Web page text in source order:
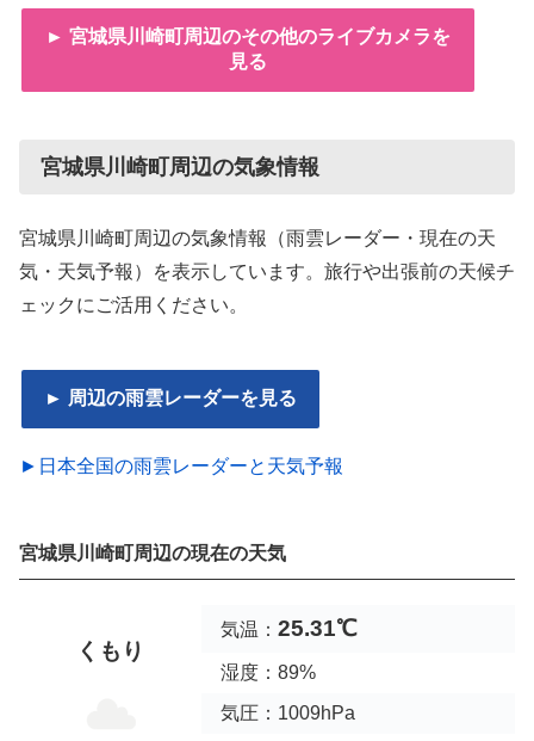
► 宮城県川崎町周辺のその他のライブカメラを
見る
宮城県川崎町周辺の気象情報
宮城県川崎町周辺の気象情報（雨雲レーダー・現在の天
気・天気予報）を表示しています。旅行や出張前の天候チ
ェックにご活用ください。
► 周辺の雨雲レーダーを見る
►日本全国の雨雲レーダーと天気予報
宮城県川崎町周辺の現在の天気
くもり
気温： 25.31℃
湿度：89%
気圧：1009hPa